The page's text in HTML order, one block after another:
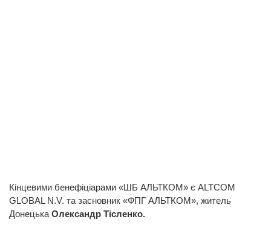
Кінцевими бенефіціарами «ШБ АЛЬТКОМ» є ALTCOM
GLOBAL N.V. та засновник «ФПГ АЛЬТКОМ», житель
Донецька Олександр Тісленко.